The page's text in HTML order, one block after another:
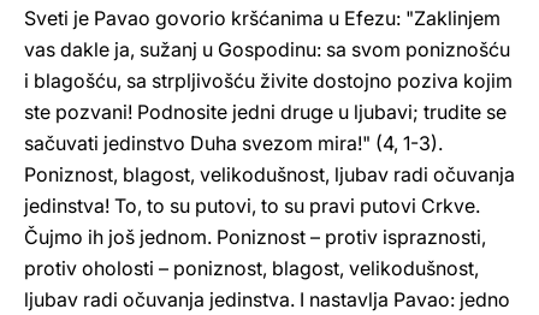
Sveti je Pavao govorio kršćanima u Efezu: "Zaklinjem
vas dakle ja, sužanj u Gospodinu: sa svom poniznošću
i blagošću, sa strpljivošću živite dostojno poziva kojim
ste pozvani! Podnosite jedni druge u ljubavi; trudite se
sačuvati jedinstvo Duha svezom mira!" (4, 1-3).
Poniznost, blagost, velikodušnost, ljubav radi očuvanja
jedinstva! To, to su putovi, to su pravi putovi Crkve.
Čujmo ih još jednom. Poniznost – protiv ispraznosti,
protiv oholosti – poniznost, blagost, velikodušnost,
ljubav radi očuvanja jedinstva. I nastavlja Pavao: jedno